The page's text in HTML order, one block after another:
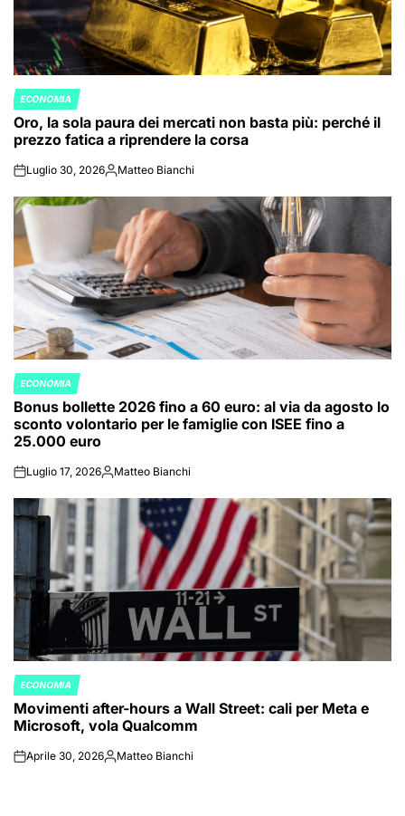
POSTED
IN
ECONOMIA
Oro, la sola paura dei mercati non basta più: perché il
prezzo fatica a riprendere la corsa
onLuglio 30, 2026Posted
Matteo Bianchi
POSTED
IN
ECONOMIA
Bonus bollette 2026 fino a 60 euro: al via da agosto lo
sconto volontario per le famiglie con ISEE fino a
25.000 euro
onLuglio 17, 2026Posted
Matteo Bianchi
POSTED
IN
ECONOMIA
Movimenti after-hours a Wall Street: cali per Meta e
Microsoft, vola Qualcomm
onAprile 30, 2026Posted
Matteo Bianchi